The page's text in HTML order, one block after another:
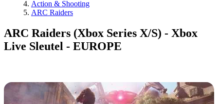
Action & Shooting
ARC Raiders
ARC Raiders (Xbox Series X/S) - Xbox
Live Sleutel - EUROPE